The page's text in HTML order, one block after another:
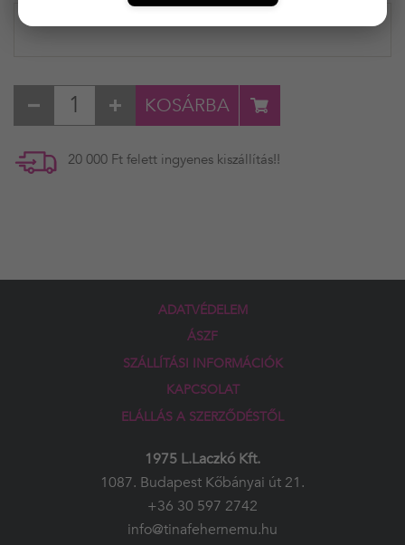
KOSÁRBA
20 000 Ft felett ingyenes kiszállítás!!
ADATVÉDELEM
ÁSZF
SZÁLLÍTÁSI INFORMÁCIÓK
KAPCSOLAT
ELÁLLÁS A SZERZŐDÉSTŐL
1975 L.Laczkó Kft.
1087. Budapest Kőbányai út 21.
+36 30 597 2742
info@tinafehernemu.hu